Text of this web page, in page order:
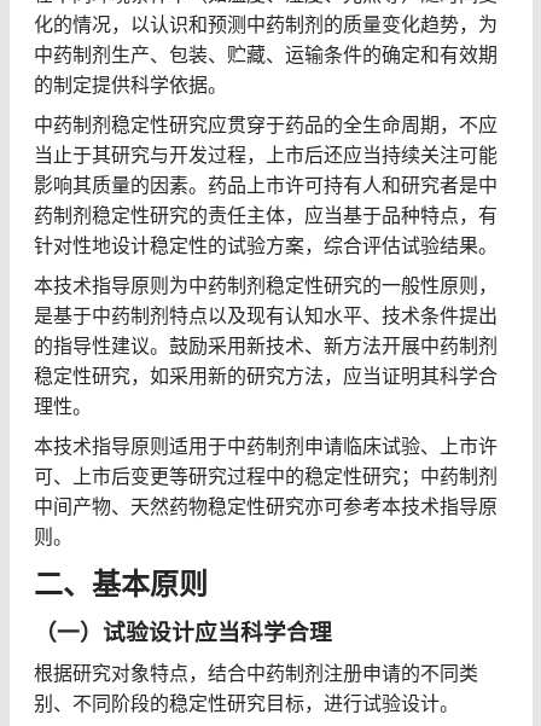
化的情况，以认识和预测中药制剂的质量变化趋势，为
中药制剂生产、包装、贮藏、运输条件的确定和有效期
的制定提供科学依据。
中药制剂稳定性研究应贯穿于药品的全生命周期，不应
当止于其研究与开发过程，上市后还应当持续关注可能
影响其质量的因素。药品上市许可持有人和研究者是中
药制剂稳定性研究的责任主体，应当基于品种特点，有
针对性地设计稳定性的试验方案，综合评估试验结果。
本技术指导原则为中药制剂稳定性研究的一般性原则，
是基于中药制剂特点以及现有认知水平、技术条件提出
的指导性建议。鼓励采用新技术、新方法开展中药制剂
稳定性研究，如采用新的研究方法，应当证明其科学合
理性。
本技术指导原则适用于中药制剂申请临床试验、上市许
可、上市后变更等研究过程中的稳定性研究；中药制剂
中间产物、天然药物稳定性研究亦可参考本技术指导原
则。
二、基本原则
（一）试验设计应当科学合理
根据研究对象特点，结合中药制剂注册申请的不同类
别、不同阶段的稳定性研究目标，进行试验设计。